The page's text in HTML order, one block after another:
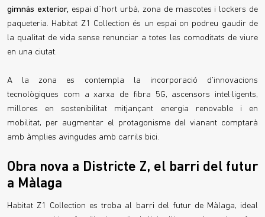
gimnàs exterior, espai d´hort urbà, zona de mascotes i lockers de
paqueteria. Habitat Z1 Collection és un espai on podreu gaudir de
la qualitat de vida sense renunciar a totes les comoditats de viure
en una ciutat.
A la zona es contempla la incorporació d'innovacions
tecnològiques com a xarxa de fibra 5G, ascensors intel·ligents,
millores en sostenibilitat mitjançant energia renovable i en
mobilitat, per augmentar el protagonisme del vianant comptarà
amb àmplies avingudes amb carrils bici.
Obra nova a Districte Z, el barri del futur
a Màlaga
Habitat Z1 Collection es troba al barri del futur de Màlaga, ideal